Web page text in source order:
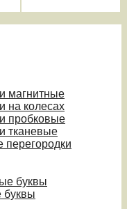
магнитные
на колесах
пробковые
тканевые
буквы
буквы